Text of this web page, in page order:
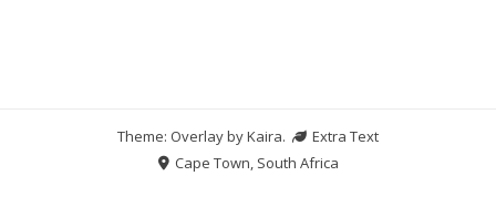
Theme: Overlay byKaira.
Extra Text
Cape Town, South Africa